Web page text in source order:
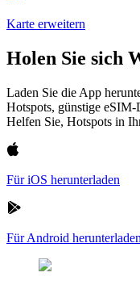
Karte erweitern
Holen Sie sich
Laden Sie die App
Hotspots, günstige
Helfen Sie, Hotspots in
Für iOS herunterladen
Für Android herunterladen